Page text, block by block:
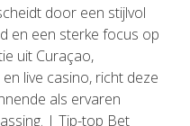
door een stijlvol
en een sterke focus op
uit Curaçao,
live casino, richt deze
als ervaren
| Tip-top Bet